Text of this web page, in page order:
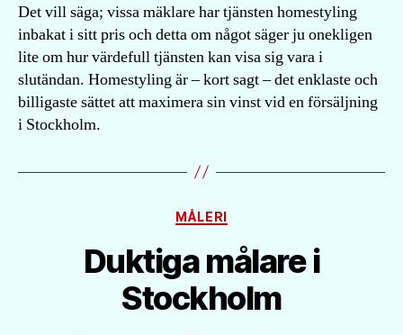
Det vill säga; vissa mäklare har tjänsten homestyling
inbakat i sitt pris och detta om något säger ju onekligen
lite om hur värdefull tjänsten kan visa sig vara i
slutändan. Homestyling är – kort sagt – det enklaste och
billigaste sättet att maximera sin vinst vid en försäljning
i Stockholm.
Kategorier
MÅLERI
Duktiga målare i
Stockholm